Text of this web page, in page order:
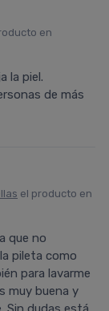
en
la piel.
de más
el producto en
que no
pileta como
para lavarme
muy buena y